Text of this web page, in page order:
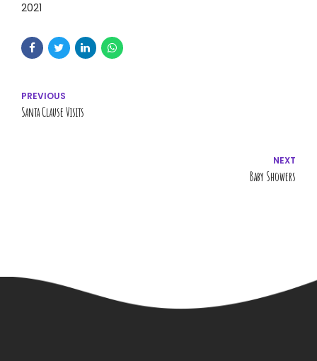
2021
PREVIOUS
Santa Clause Visits
NEXT
Baby Showers